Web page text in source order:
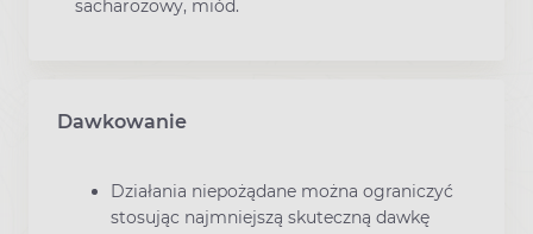
sacharozowy, miód.
Dawkowanie
Działania niepożądane można ograniczyć
stosując najmniejszą skuteczną dawkę